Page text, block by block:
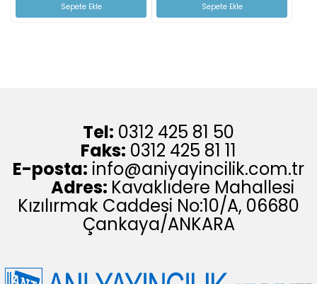
Sepete Ekle Sepete Ekle
Tel: 0312 425 81 50
Faks: 0312 425 81 11
E-posta: info@aniyayincilik.com.tr
Adres: Kavaklıdere Mahallesi
Kızılırmak Caddesi No:10/A, 06680
Çankaya/ANKARA